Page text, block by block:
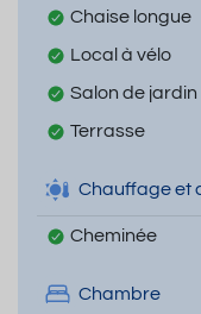
Chaise longue
Local à vélo
Salon de jardin
Terrasse
Chauffage et
Cheminée
Chambre